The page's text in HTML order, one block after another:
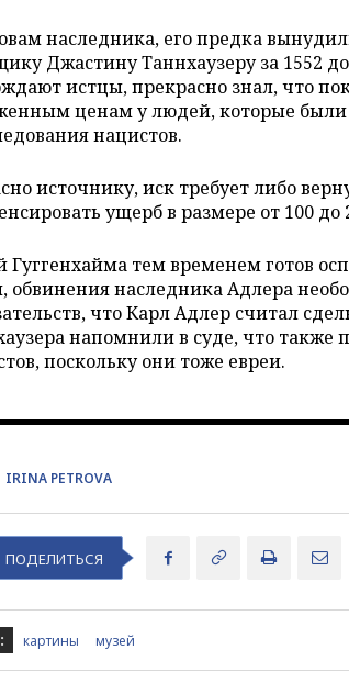
наследника, его предка
Джастину Таннхаузеру за 1552
истцы, прекрасно знал, что
ценам у людей, которые
нацистов.
источнику, иск требует либо
ущерб в размере от 100 до
Гуггенхайма тем временем готов
обвинения наследника Адлера
что Карл Адлер считал
напомнили в суде, что также
поскольку они тоже евреи.
IRINA PETROVA
ПОДЕЛИТЬСЯ
картины музей